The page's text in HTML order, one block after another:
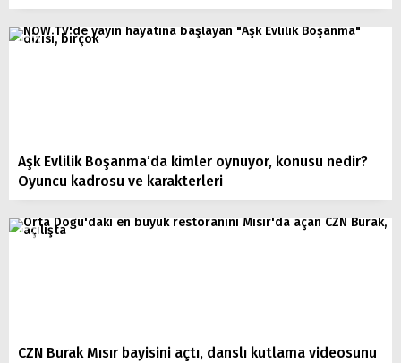
Aşk Evlilik Boşanma’da kimler oynuyor, konusu nedir?
Oyuncu kadrosu ve karakterleri
CZN Burak Mısır bayisini açtı, danslı kutlama videosunu